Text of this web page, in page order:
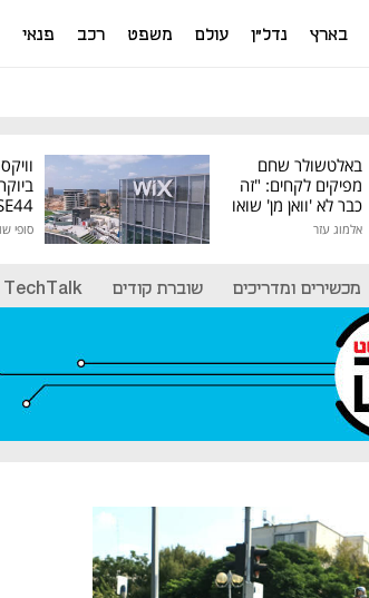
בארץ נדל"ן עולם משפט רכב פנאי
באלטשולר שחם
מפיקים לקחים: "זה
כבר לא 'וואן מן' שואו
של גילעד"
אלמוג עזר סופי
מכשירים ומדריכים שוברת קודים TechTalk